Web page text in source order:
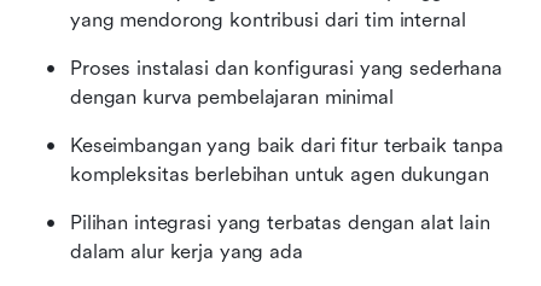
yang mendorong kontribusi dari tim internal
Proses instalasi dan konfigurasi yang sederhana
dengan kurva pembelajaran minimal
Keseimbangan yang baik dari fitur terbaik tanpa
kompleksitas berlebihan untuk agen dukungan
Pilihan integrasi yang terbatas dengan alat lain
dalam alur kerja yang ada